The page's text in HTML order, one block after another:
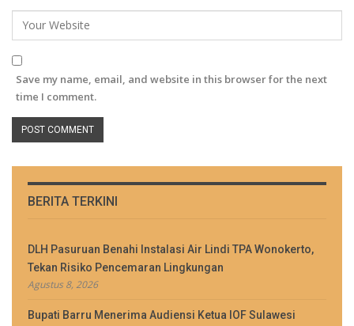
Save my name, email, and website in this browser for the next
time I comment.
BERITA TERKINI
DLH Pasuruan Benahi Instalasi Air Lindi TPA Wonokerto,
Tekan Risiko Pencemaran Lingkungan
Agustus 8, 2026
Bupati Barru Menerima Audiensi Ketua IOF Sulawesi